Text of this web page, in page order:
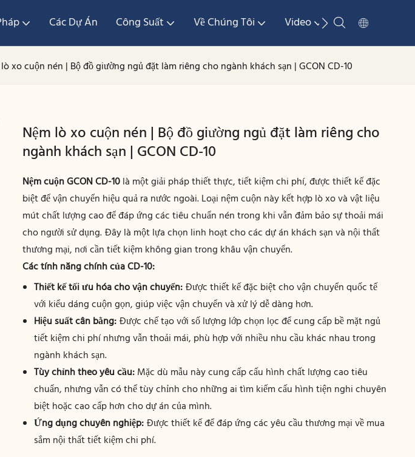
Các Dự Án Công Suất Về Chúng Tôi Video Phương Tiện
xo cuộn nén | Bộ đồ giường ngủ đặt làm riêng cho ngành khách sạn | GCON CD-10
Nệm lò xo cuộn nén | Bộ đồ giường ngủ đặt làm riêng cho
ngành khách sạn | GCON CD-10
Nệm cuộn GCON CD-10là một giải pháp thiết thực, tiết kiệm chi phí, được thiết kế đặc
biệt để vận chuyển hiệu quả ra nước ngoài. Loại nệm cuộn này kết hợp lò xo và vật liệu
mút chất lượng cao để đáp ứng các tiêu chuẩn nén trong khi vẫn đảm bảo sự thoải mái
cho người sử dụng. Đây là một lựa chọn linh hoạt cho các dự án khách sạn và nội thất
thương mại, nơi cần tiết kiệm không gian trong khâu vận chuyển.
Các tính năng chính của CD-10:
Thiết kế tối ưu hóa cho vận chuyển:Được thiết kế đặc biệt cho vận chuyển quốc tế
với kiểu dáng cuộn gọn, giúp việc vận chuyển và xử lý dễ dàng hơn.
Hiệu suất cân bằng:Được chế tạo với số lượng lớp chọn lọc để cung cấp bề mặt ngủ
tiết kiệm chi phí nhưng vẫn thoải mái, phù hợp với nhiều nhu cầu khác nhau trong
ngành khách sạn.
Tùy chỉnh theo yêu cầu:Mặc dù mẫu này cung cấp cấu hình chất lượng cao tiêu
chuẩn, nhưng vẫn có thể tùy chỉnh cho những ai tìm kiếm cấu hình tiện nghi chuyên
biệt hoặc cao cấp hơn cho dự án của mình.
Ứng dụng chuyên nghiệp:Được thiết kế để đáp ứng các yêu cầu thương mại về mua
sắm nội thất tiết kiệm chi phí.